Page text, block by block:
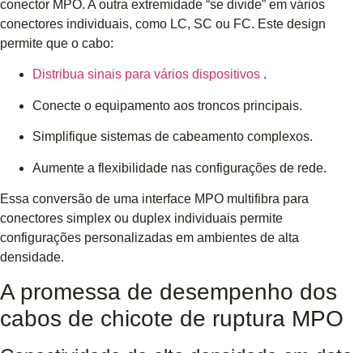
conector MPO. A outra extremidade “se divide” em vários
conectores individuais, como LC, SC ou FC. Este design
permite que o cabo:
Distribua sinais para vários dispositivos .
Conecte o equipamento aos troncos principais.
Simplifique sistemas de cabeamento complexos.
Aumente a flexibilidade nas configurações de rede.
Essa conversão de uma interface MPO multifibra para
conectores simplex ou duplex individuais permite
configurações personalizadas em ambientes de alta
densidade.
A promessa de desempenho dos
cabos de chicote de ruptura MPO